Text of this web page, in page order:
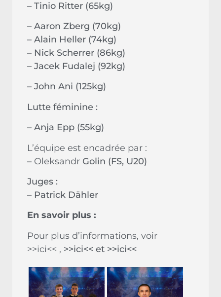
– Tinio Ritter (65kg)
– Aaron Zberg (70kg)
– Alain Heller (74kg)
– Nick Scherrer (86kg)
– Jacek Fudalej (92kg)
– John Ani (125kg)
Lutte féminine :
– Anja Epp (55kg)
L’équipe est encadrée par :
– Oleksandr Golin (FS, U20)
Juges :
– Patrick Dähler
En savoir plus :
Pour plus d’informations, voir
>>ici<< , >>ici<< et >>ici<<